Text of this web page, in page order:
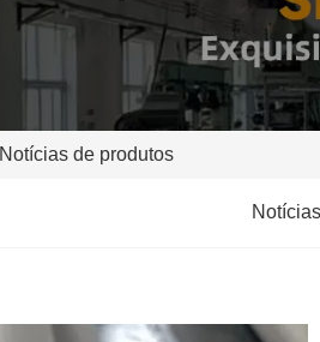
Notícias de produtos